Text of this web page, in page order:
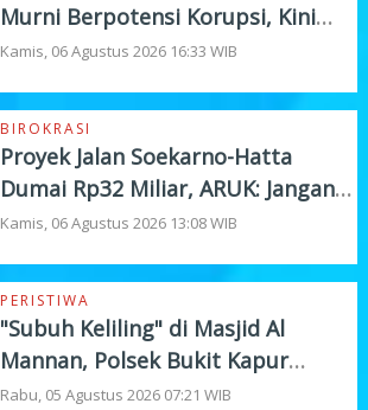
Murni Berpotensi Korupsi, Kini
"Bola" Ada di APH
Kamis, 06 Agustus 2026 16:33 WIB
BIROKRASI
Proyek Jalan Soekarno-Hatta
Dumai Rp32 Miliar, ARUK: Jangan
Korbankan Kualitas Demi Kejar
Kamis, 06 Agustus 2026 13:08 WIB
PERISTIWA
"Subuh Keliling" di Masjid Al
Mannan, Polsek Bukit Kapur
Tampung Curhat Warga
Rabu, 05 Agustus 2026 07:21 WIB